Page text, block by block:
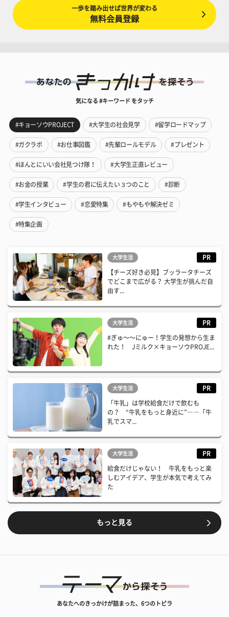
一歩を踏み出せば世界が変わる
無料会員登録
気になる #キーワード をタッチ
#キョーソウPROJECT #大学生の社会見学 #留学ロードマップ
#ガクラボ #お仕事図鑑 #先輩ロールモデル #プレゼント
#ほんとにいい会社見つけ隊！ #大学生正直レビュー
#お金の授業 #学生の君に伝えたい３つのこと #診断
#学生インタビュー #恋愛特集 #もやもや解決ゼミ
#特集企画
大学生活 PR
【チーズ好き必見】ブッラータチーズ
でどこまで広がる？ 大学生が挑んだ自
由す...
大学生活 PR
#ぎゅ〜〜にゅー！学生の発想から生ま
れた！ Jミルク×キョーソウPROJE...
大学生活 PR
「牛乳」は学校給食だけで飲むも
の？ “牛乳をもっと身近に”――「牛
乳でスマ...
大学生活 PR
給食だけじゃない！ 牛乳をもっと楽
しむアイデア、学生が本気で考えてみ
た
もっと見る
あなたへのきっかけが詰まった、6つのトビラ